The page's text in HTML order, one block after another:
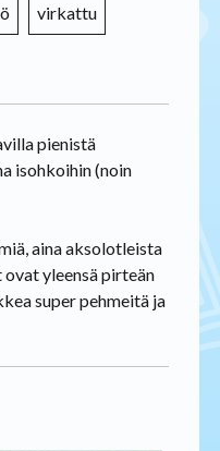
virkattu
pienistä
isohkoihin (noin
aina aksolotleista
yleensä pirteän
super pehmeitä ja